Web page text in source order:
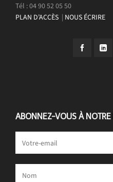
Tél : 04 90 52 05 50
PLAN D’ACCÈS | NOUS ÉCRIRE
ABONNEZ-VOUS À NOTRE